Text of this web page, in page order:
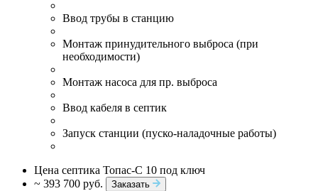
Ввод трубы в станцию
Монтаж принудительного выброса (при
необходимости)
Монтаж насоса для пр. выброса
Ввод кабеля в септик
Запуск станции (пуско-наладочные работы)
Цена септика Топас-С 10 под ключ
~ 393 700 руб.
Заказать